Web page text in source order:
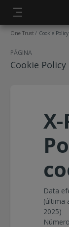
One Trust Cookie Policy
PÁGINA
Cookie Policy
Data
(última
2025)